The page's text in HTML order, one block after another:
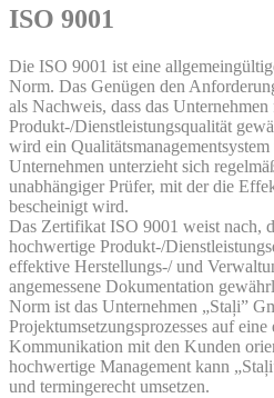
ISO 9001
Die ISO 9001 ist eine
Norm. Das Genügen den
als Nachweis, dass das
Produkt-/Dienstleistungsqualität
wird ein
Unternehmen unterzieht sich
unabhängiger Prüfer, mit der die
bescheinigt wird.
Das Zertifikat ISO 9001 weist nach,
hochwertige Produkt-/
effektive Herstellungs-/ und
angemessene Dokumentation
Norm ist das Unternehmen „Staļi”
Projektumsetzungsprozesses auf
Kommunikation mit den Kunden
hochwertige Management kann
und termingerecht umsetzen.